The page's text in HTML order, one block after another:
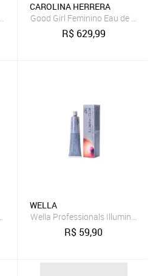
10.69 Louro Claríssimo Violeta
CAROLINA HERRERA
Good Girl Feminino Eau de
R$ 629,99
- Eau de Toilette 100ml +
WELLA
Wella Professionals Illumina
R$ 59,90